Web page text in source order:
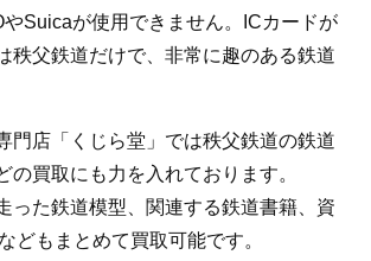
Suicaが使用できません。ICカードが
秩父鉄道だけで、非常に趣のある鉄道
門店「くじら堂」では秩父鉄道の鉄道
の買取にも力を入れております。
った鉄道模型、関連する鉄道書籍、資
どもまとめて買取可能です。